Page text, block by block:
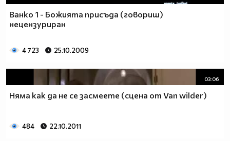
Ванко 1 - Божията присъда (говориш)
нецензуриран
4 723 25.10.2009
03:06
Няма как да не се засмеете (сцена от Van wilder)
484 22.10.2011